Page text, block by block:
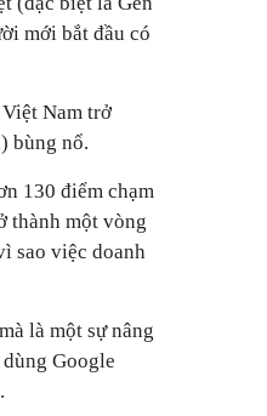
mới bắt đầu có
Nam trở
bùng nổ.
130 điểm chạm
thành một vòng
sao việc doanh
là một sự nâng
Google